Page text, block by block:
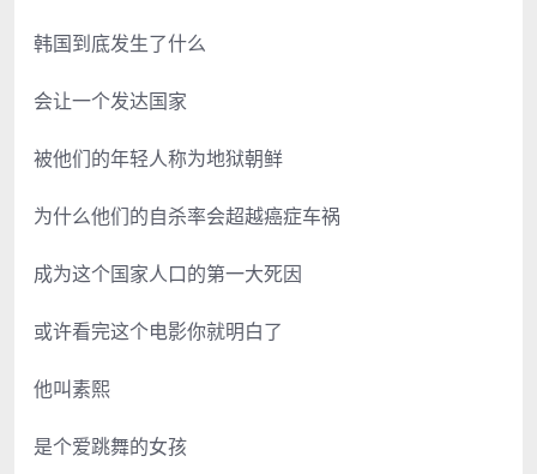
韩国到底发生了什么
会让一个发达国家
被他们的年轻人称为地狱朝鲜
为什么他们的自杀率会超越癌症车祸
成为这个国家人口的第一大死因
或许看完这个电影你就明白了
他叫素熙
是个爱跳舞的女孩